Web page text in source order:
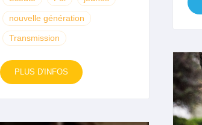
nouvelle génération
Transmission
PLUS D'INFOS